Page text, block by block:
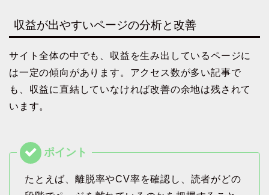
収益が出やすいページの分析と改善
サイト全体の中でも、収益を生み出しているページに
は一定の傾向があります。アクセス数が多い記事で
も、収益に直結していなければ改善の余地は残されて
います。
たとえば、離脱率やCV率を確認し、読者がどの